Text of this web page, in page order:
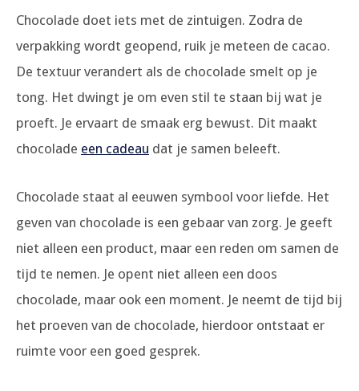
Chocolade doet iets met de zintuigen. Zodra de
verpakking wordt geopend, ruik je meteen de cacao.
De textuur verandert als de chocolade smelt op je
tong. Het dwingt je om even stil te staan bij wat je
proeft. Je ervaart de smaak erg bewust. Dit maakt
chocolade een cadeau dat je samen beleeft.
Chocolade staat al eeuwen symbool voor liefde. Het
geven van chocolade is een gebaar van zorg. Je geeft
niet alleen een product, maar een reden om samen de
tijd te nemen. Je opent niet alleen een doos
chocolade, maar ook een moment. Je neemt de tijd bij
het proeven van de chocolade, hierdoor ontstaat er
ruimte voor een goed gesprek.